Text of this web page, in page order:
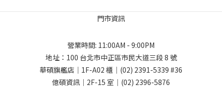
門市資訊
營業時間: 11:00AM - 9:00PM
地址： 100 台北市中正區市民大道三段 8 號
華碩旗艦店｜1F-A02 櫃｜ (02) 2391-5339 #36
億碩資訊｜2F-15 室｜ (02) 2396-5876